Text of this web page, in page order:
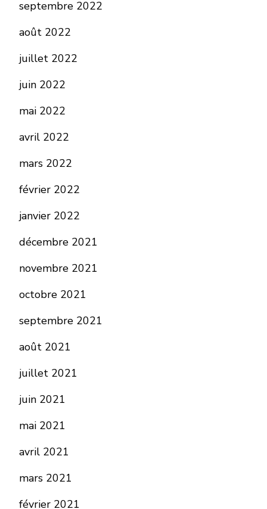
septembre 2022
août 2022
juillet 2022
juin 2022
mai 2022
avril 2022
mars 2022
février 2022
janvier 2022
décembre 2021
novembre 2021
octobre 2021
septembre 2021
août 2021
juillet 2021
juin 2021
mai 2021
avril 2021
mars 2021
février 2021